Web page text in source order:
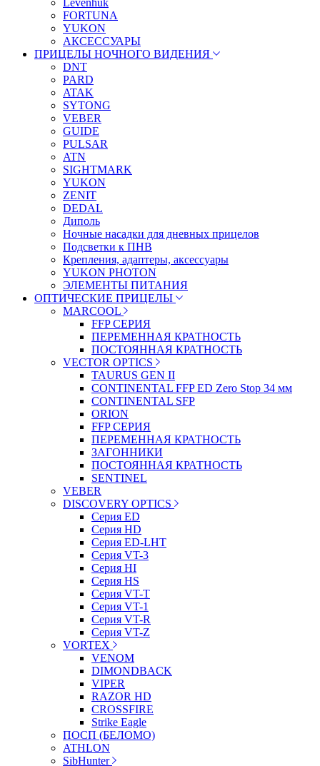
Levenhuk
FORTUNA
YUKON
АКСЕССУАРЫ
ПРИЦЕЛЫ НОЧНОГО ВИДЕНИЯ
DNT
PARD
ATAK
SYTONG
VEBER
GUIDE
PULSAR
ATN
SIGHTMARK
YUKON
ZENIT
DEDAL
Диполь
Ночные насадки для дневных прицелов
Подсветки к ПНВ
Крепления, адаптеры, аксессуары
YUKON PHOTON
ЭЛЕМЕНТЫ ПИТАНИЯ
ОПТИЧЕСКИЕ ПРИЦЕЛЫ
MARCOOL
FFP СЕРИЯ
ПЕРЕМЕННАЯ КРАТНОСТЬ
ПОСТОЯННАЯ КРАТНОСТЬ
VECTOR OPTICS
TAURUS GEN II
CONTINENTAL FFP ED Zero Stop 34 мм
CONTINENTAL SFP
ORION
FFP СЕРИЯ
ПЕРЕМЕННАЯ КРАТНОСТЬ
ЗАГОННИКИ
ПОСТОЯННАЯ КРАТНОСТЬ
SENTINEL
VEBER
DISCOVERY OPTICS
Серия ED
Серия HD
Серия ED-LHT
Серия VT-3
Серия HI
Серия HS
Серия VT-T
Серия VT-1
Серия VT-R
Серия VT-Z
VORTEX
VENOM
DIMONDBACK
VIPER
RAZOR HD
CROSSFIRE
Strike Eagle
ПОСП (БЕЛОМО)
ATHLON
SibHunter